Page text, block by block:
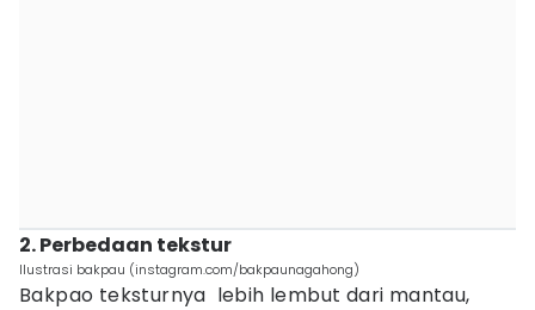
2. Perbedaan tekstur
Ilustrasi bakpau (instagram.com/bakpaunagahong)
Bakpao teksturnya lebih lembut dari mantau,